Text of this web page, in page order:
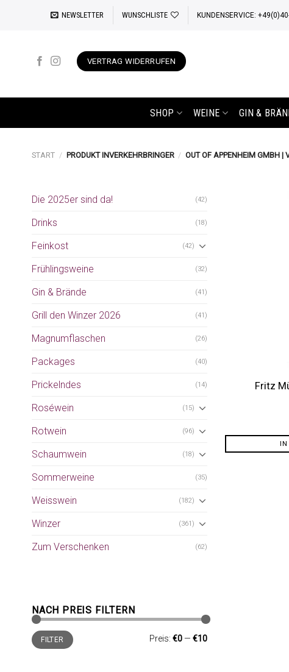
NEWSLETTER WUNSCHLISTE KUNDENSERVICE:
VERTRAG WIDERRUFEN
SHOP WEINE GIN &
START / PRODUKT INVERKEHRBRINGER / OUT OF APPENHEIM GMBH |
Die 2025er sind da! (42)
Drinks (18)
Feinkost (42)
Frühlingsweine (32)
Gin & Brände (41)
Grill den Winzer 2026 (41)
Magnumflaschen (26)
Packages (40)
Prickelndes (14)
Roséwein (15)
Rotwein (96)
Schaumwein (18)
Sommerweine (35)
Weisswein (182)
Winzer (361)
Zum Verschenken (62)
NACH PREIS FILTERN
Min.
Preis
Max.
PreisFILTER Preis: €0— €10
Fritz
IN